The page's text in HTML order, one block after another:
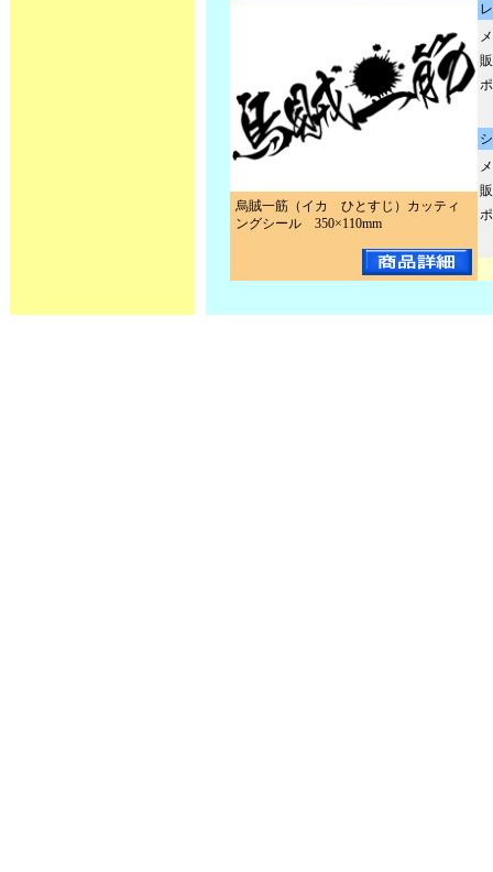
烏賊一筋（イカ ひとすじ）カッティ
ングシール 350×110mm